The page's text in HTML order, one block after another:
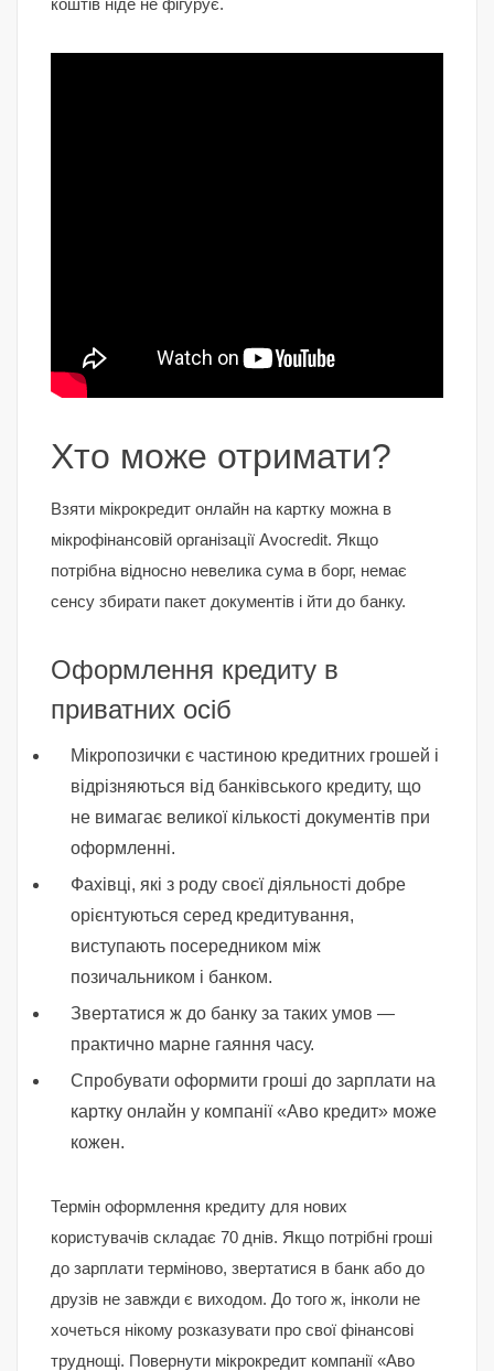
коштів ніде не фігурує.
Хто може отримати?
Взяти мікрокредит онлайн на картку можна в
мікрофінансовій організації Avocredit. Якщо
потрібна відносно невелика сума в борг, немає
сенсу збирати пакет документів і йти до банку.
Оформлення кредиту в
приватних осіб
Мікропозички є частиною кредитних грошей і
відрізняються від банківського кредиту, що
не вимагає великої кількості документів при
оформленні.
Фахівці, які з роду своєї діяльності добре
орієнтуються серед кредитування,
виступають посередником між
позичальником і банком.
Звертатися ж до банку за таких умов —
практично марне гаяння часу.
Спробувати оформити гроші до зарплати на
картку онлайн у компанії «Аво кредит» може
кожен.
Термін оформлення кредиту для нових
користувачів складає 70 днів. Якщо потрібні гроші
до зарплати терміново, звертатися в банк або до
друзів не завжди є виходом. До того ж, інколи не
хочеться нікому розказувати про свої фінансові
труднощі. Повернути мікрокредит компанії «Аво